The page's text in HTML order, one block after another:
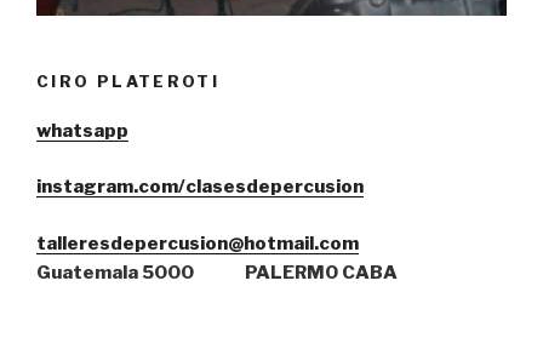
CIRO PLATEROTI
whatsapp
instagram.com/clasesdepercusion
talleresdepercusion@hotmail.com
Guatemala 5000 PALERMO CABA